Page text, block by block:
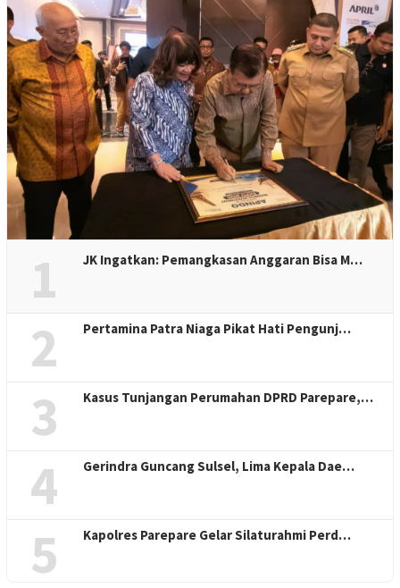
1 JK Ingatkan: Pemangkasan Anggaran Bisa M…
2 Pertamina Patra Niaga Pikat Hati Pengunj…
3 Kasus Tunjangan Perumahan DPRD Parepare,…
4 Gerindra Guncang Sulsel, Lima Kepala Dae…
5 Kapolres Parepare Gelar Silaturahmi Perd…